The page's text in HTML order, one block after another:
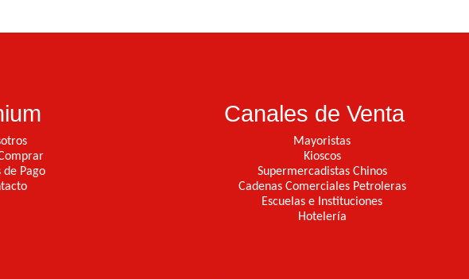
de Pago
Canales de Venta
Mayoristas
Kioscos
Supermercadistas Chinos
Cadenas Comerciales Petroleras
Escuelas e Instituciones
Hotelería